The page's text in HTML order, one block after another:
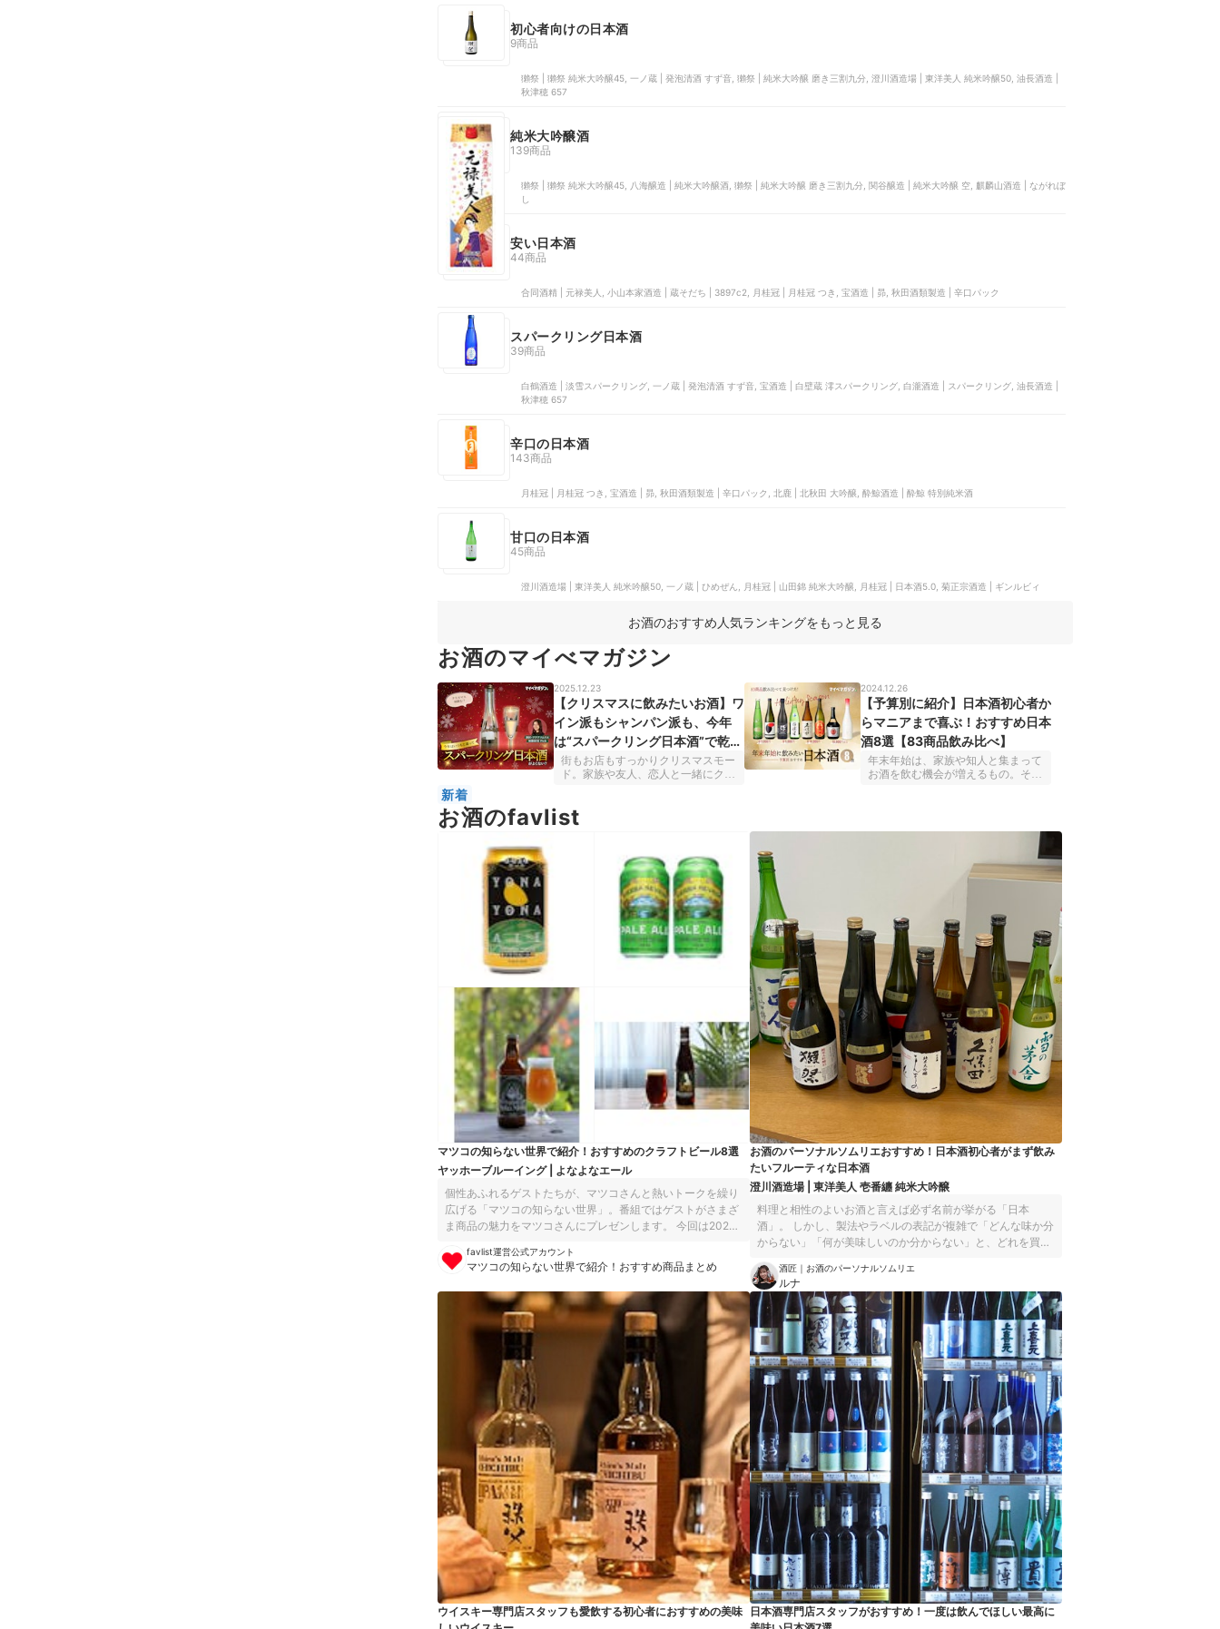
初心者向けの日本酒
9商品
獺祭 | 獺祭 純米大吟醸45, 一ノ蔵 | 発泡清酒 すず音, 獺祭 | 純米大吟醸 磨き三割九分, 澄川酒造場 | 東洋美人 純米吟醸50, 油長酒造 |
秋津穂 657
純米大吟醸酒
139商品
獺祭 | 獺祭 純米大吟醸45, 八海醸造 | 純米大吟醸酒, 獺祭 | 純米大吟醸 磨き三割九分, 関谷醸造 | 純米大吟醸 空, 麒麟山酒造 | ながれぼ
し
安い日本酒
44商品
合同酒精 | 元禄美人, 小山本家酒造 | 蔵そだち | 3897c2, 月桂冠 | 月桂冠 つき, 宝酒造 | 昴, 秋田酒類製造 | 辛口パック
スパークリング日本酒
39商品
白鶴酒造 | 淡雪スパークリング, 一ノ蔵 | 発泡清酒 すず音, 宝酒造 | 白壁蔵 澪スパークリング, 白瀧酒造 | スパークリング, 油長酒造 |
秋津穂 657
辛口の日本酒
143商品
月桂冠 | 月桂冠 つき, 宝酒造 | 昴, 秋田酒類製造 | 辛口パック, 北鹿 | 北秋田 大吟醸, 酔鯨酒造 | 酔鯨 特別純米酒
甘口の日本酒
45商品
澄川酒造場 | 東洋美人 純米吟醸50, 一ノ蔵 | ひめぜん, 月桂冠 | 山田錦 純米大吟醸, 月桂冠 | 日本酒5.0, 菊正宗酒造 | ギンルビィ
お酒のおすすめ人気ランキングをもっと見る
お酒のマイべマガジン
2025.12.23
【クリスマスに飲みたいお酒】ワ
イン派もシャンパン派も、今年
は“スパークリング日本酒”で乾杯
しない？酒匠おすすめの6選【和
でも洋でもOK！】
街もお店もすっかりクリスマスモー
ド。家族や友人、恋人と一緒にクリ
夜のお酒におすすめなのが、スパー
クリング日本酒。クリスマスのお酒
ュワっとした泡とフルーティな味わ
いはクリスマスメニューにもピッタ
リなんですよ！今回は『マイベス
ト』の検証で飲み比べた126本の日
本酒のなかから、マイべマガジン編
集部がクリスマスにおすすめのスパ
ークリング日本酒をピックアップ！
日本酒が好きな人も、今年は定番以
歳を過ぎてから
2024.12.26
【予算別に紹介】日本酒初心者か
らマニアまで喜ぶ！おすすめ日本
酒8選【83商品飲み比べ】
年末年始は、家族や知人と集まって
お酒を飲む機会が増えるもの。そん
で、今回はマイベストの検証で飲み
比べた83本の日本酒のなかから、マ
イべマガジン編集部が予算別におす
すめをピックアップ！普段と違う日
たい人も、お酒を選ぶ際の参考にし
てみてくださいね。本コンテンツの
情報は公開時点（2024年12月26日）
のマイベストの情報をもとに執筆し
ております。また、本コンテンツ内
の価格情報はすべて税込みで表記し
ております。お酒、飲酒は20歳を過
ぎてから
新着
お酒のfavlist
マツコの知らない世界で紹介！おすすめのクラフトビール8選
ヤッホーブルーイング | よなよなエール
個性あふれるゲストたちが、マツコさんと熱いトークを繰り
広げる「マツコの知らない世界」。番組ではゲストがさまざ
ま商品の魅力をマツコさんにプレゼンします。 今回は2023
れた商品を紹介いたします。自分へのご褒美や大切な人との
乾杯に、ぜひ参考にしてみて下さい。
favlist運営公式アカウント
マツコの知らない世界で紹介！おすすめ商品まとめ
お酒のパーソナルソムリエおすすめ！日本酒初心者がまず飲み
たいフルーティな日本酒
澄川酒造場 | 東洋美人 壱番纏 純米大吟醸
料理と相性のよいお酒と言えば必ず名前が挙がる「日本
酒」。 しかし、製法やラベルの表記が複雑で「どんな味か分
からない」「何が美味しいのか分からない」と、どれを買っ
本酒のソムリエ「酒匠」をもつ私が、初心者がまず飲むべき
日本酒を紹介します。 今まで甘いサワーしか飲んだことがな
いという人も、「日本酒って、おいしいかも。」と思うきっ
かけになること間違いなしです！
酒匠｜お酒のパーソナルソムリエ
ルナ
ウイスキー専門店スタッフも愛飲する初心者におすすめの美味
日本酒専門店スタッフがおすすめ！一度は飲んでほしい最高に